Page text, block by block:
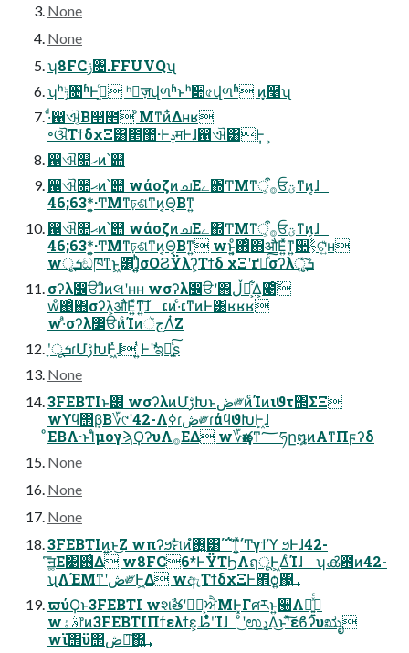
None
None
ʮ8FCݱ৔.FFUVQʯ
ʮʰݱ৔ʱͰى͖ͨ ʰٕज़վળʱͱʰ૊৫վળʱ ͷ͓࿩ʯ
·ͩ഑ଐ͔Β൒೥ ͦΜͳͷ͋Δʜʁ
৽ଔΤϯδχΞ͸೥಺·ͰݚमͰɺ഑ଐ͸݄Ͱ͢
഑ଐ௚ޙͷ՝୊
഑ଐ௚ޙͷ՝୊ wάοζͷചΕے΍ͲΜͳ࡞ऀ͕ਓؾͳͷ͔ɺ
46;63*͕͍·ͲΜͳঢ়ଶͳͷ͔Θ͔Βͳ͍
഑ଐ௚ޙͷ՝୊ wάοζͷചΕے΍ͲΜͳ࡞ऀ͕ਓؾͳͷ͔ɺ
46;63*͕͍·ͲΜͳঢ়ଶͳͷ͔Θ͔Βͳ͍ wͱ͍͏͔ͦ΋ͦ΋औΕ͍ͯͳ͍਺ࣈ͕ଟ͍ͧʜ
wूܭ͕ඞཁͳͱ͖͸ɺ͍͍ͪͪσΟϨΫλʔ͕Τϯδ χΞʹґཔͯ͠σʔλूܭ͍ͯͨ͠
σʔλ෼ੳɺͦͷલʹʜʜ wσʔλ෼ੳʹ΋ڵຯ͕͋Δ͕೉ͦ͠͏
wͦ΋ͦ΋σʔλ͕औΕ͍ͯͳ͍͠ɺ ເͷ·ͨເͳͷͰ͸ʁʁʁ
w·ͣσʔλ෼ੳͷͨΊͷجૅΛͭ͘Ζ͏
ָʹूܭɾՄࢹԽͰ͖ͯɺ ͍ͭͰʹࣗಇԽ͍ͨ͠ʂ
None
3FEBTIͱ͸ wσʔλͷՄࢹԽͱڞ༗ͷͨΊͷιϑτ΢ΣΞ
wϒϥ΢β͔Β؆୯ʹ42-Λ࣮ߦɾڞ༗ɾάϥϑԽͰ͖ɺ
ͦΕΒΛ·ͱΊͨμογϡϘʔυΛ࡞ΕΔ w؆қతͳ؅ཧը໘ͷΑ͏ͳΠϝʔδ
None
None
None
3FEBTIͷ͍͍ͱ͜Ζ wπʔϧࣗମͷ࢖͍ํ͸΄΅֮͑ͳ͍͍ͯ͘΄Ͳγϯϓ ϧͰɺ42-
͑͞ॻ͚Ε͹࢖͑Δ w8FC6*ͰΫΤϦΛฤूͰ͖ΔͨΊɺ ʮൿ఻ͷ42-
ʯΛΈΜͳʹڞ༗Ͱ͖Δ wඇΤϯδχΞͰ΋ѻ͍΍͍͢
ϖύϘͱ3FEBTI wશࣾతʹಋೖ͕ਐΜͰ͓Γศརͱ͍͏੠Λฉ͍͍ͯͨ
wࣄۀ෦ͷ3FEBTIΠϯελϯε͕طʹ͋ͬͨͨΊɺ ͦ͜ʹಉډ͢Δ͜ͱʹͯ͠εϐʔυಋೖ
wϊ΢ϋ΢ڞ༗͠΍͍͢